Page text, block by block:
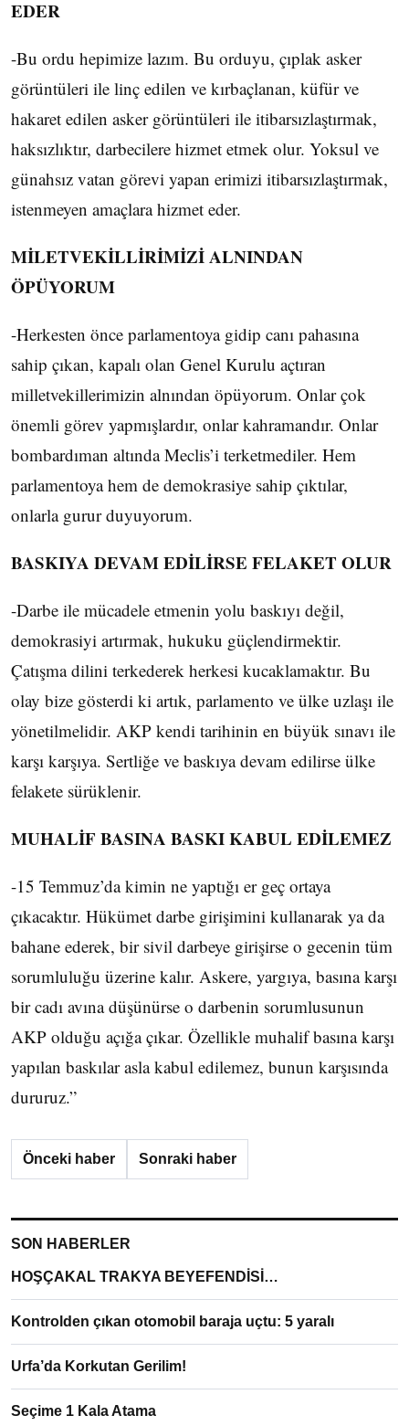
EDER
-Bu ordu hepimize lazım. Bu orduyu, çıplak asker
görüntüleri ile linç edilen ve kırbaçlanan, küfür ve
hakaret edilen asker görüntüleri ile itibarsızlaştırmak,
haksızlıktır, darbecilere hizmet etmek olur. Yoksul ve
günahsız vatan görevi yapan erimizi itibarsızlaştırmak,
istenmeyen amaçlara hizmet eder.
MİLETVEKİLLİRİMİZİ ALNINDAN
ÖPÜYORUM
-Herkesten önce parlamentoya gidip canı pahasına
sahip çıkan, kapalı olan Genel Kurulu açtıran
milletvekillerimizin alnından öpüyorum. Onlar çok
önemli görev yapmışlardır, onlar kahramandır. Onlar
bombardıman altında Meclis’i terketmediler. Hem
parlamentoya hem de demokrasiye sahip çıktılar,
onlarla gurur duyuyorum.
BASKIYA DEVAM EDİLİRSE FELAKET OLUR
-Darbe ile mücadele etmenin yolu baskıyı değil,
demokrasiyi artırmak, hukuku güçlendirmektir.
Çatışma dilini terkederek herkesi kucaklamaktır. Bu
olay bize gösterdi ki artık, parlamento ve ülke uzlaşı ile
yönetilmelidir. AKP kendi tarihinin en büyük sınavı ile
karşı karşıya. Sertliğe ve baskıya devam edilirse ülke
felakete sürüklenir.
MUHALİF BASINA BASKI KABUL EDİLEMEZ
-15 Temmuz’da kimin ne yaptığı er geç ortaya
çıkacaktır. Hükümet darbe girişimini kullanarak ya da
bahane ederek, bir sivil darbeye girişirse o gecenin tüm
sorumluluğu üzerine kalır. Askere, yargıya, basına karşı
bir cadı avına düşünürse o darbenin sorumlusunun
AKP olduğu açığa çıkar. Özellikle muhalif basına karşı
yapılan baskılar asla kabul edilemez, bunun karşısında
dururuz.”
Önceki haber Sonraki haber
SON HABERLER
HOŞÇAKAL TRAKYA BEYEFENDİSİ…
Kontrolden çıkan otomobil baraja uçtu: 5 yaralı
Urfa’da Korkutan Gerilim!
Seçime 1 Kala Atama